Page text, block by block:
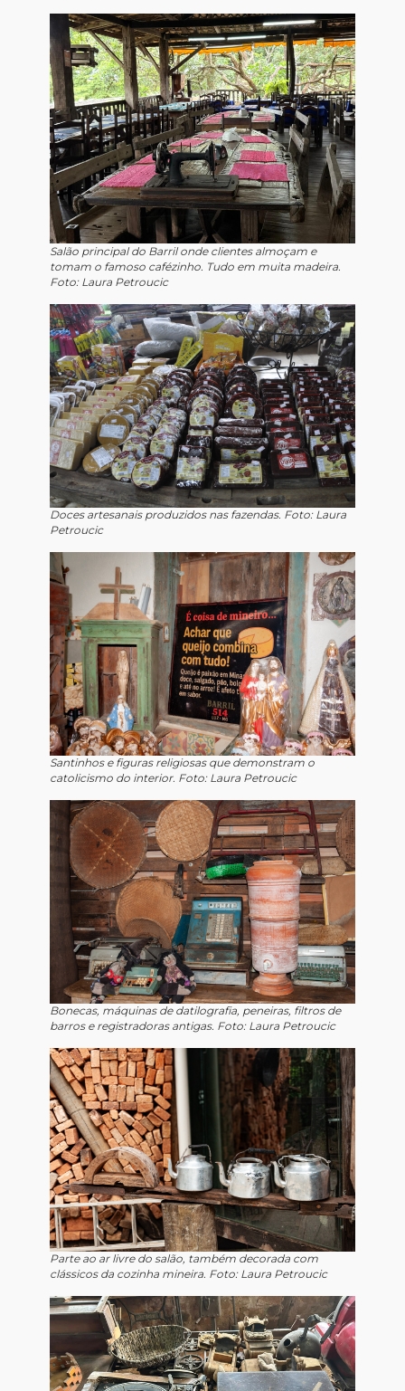
Salão principal do Barril onde clientes almoçam e
tomam o famoso cafézinho. Tudo em muita madeira.
Foto: Laura Petroucic
Doces artesanais produzidos nas fazendas. Foto: Laura
Petroucic
Santinhos e figuras religiosas que demonstram o
catolicismo do interior. Foto: Laura Petroucic
Bonecas, máquinas de datilografia, peneiras, filtros de
barros e registradoras antigas. Foto: Laura Petroucic
Parte ao ar livre do salão, também decorada com
clássicos da cozinha mineira. Foto: Laura Petroucic